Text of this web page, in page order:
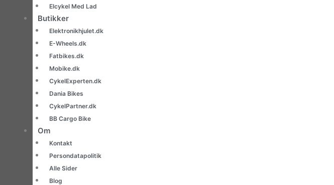
Elcykel Med Lad
Butikker
Elektronikhjulet.dk
E-Wheels.dk
Fatbikes.dk
Mobike.dk
CykelExperten.dk
Dania Bikes
CykelPartner.dk
BB Cargo Bike
Om
Kontakt
Persondatapolitik
Alle Sider
Blog